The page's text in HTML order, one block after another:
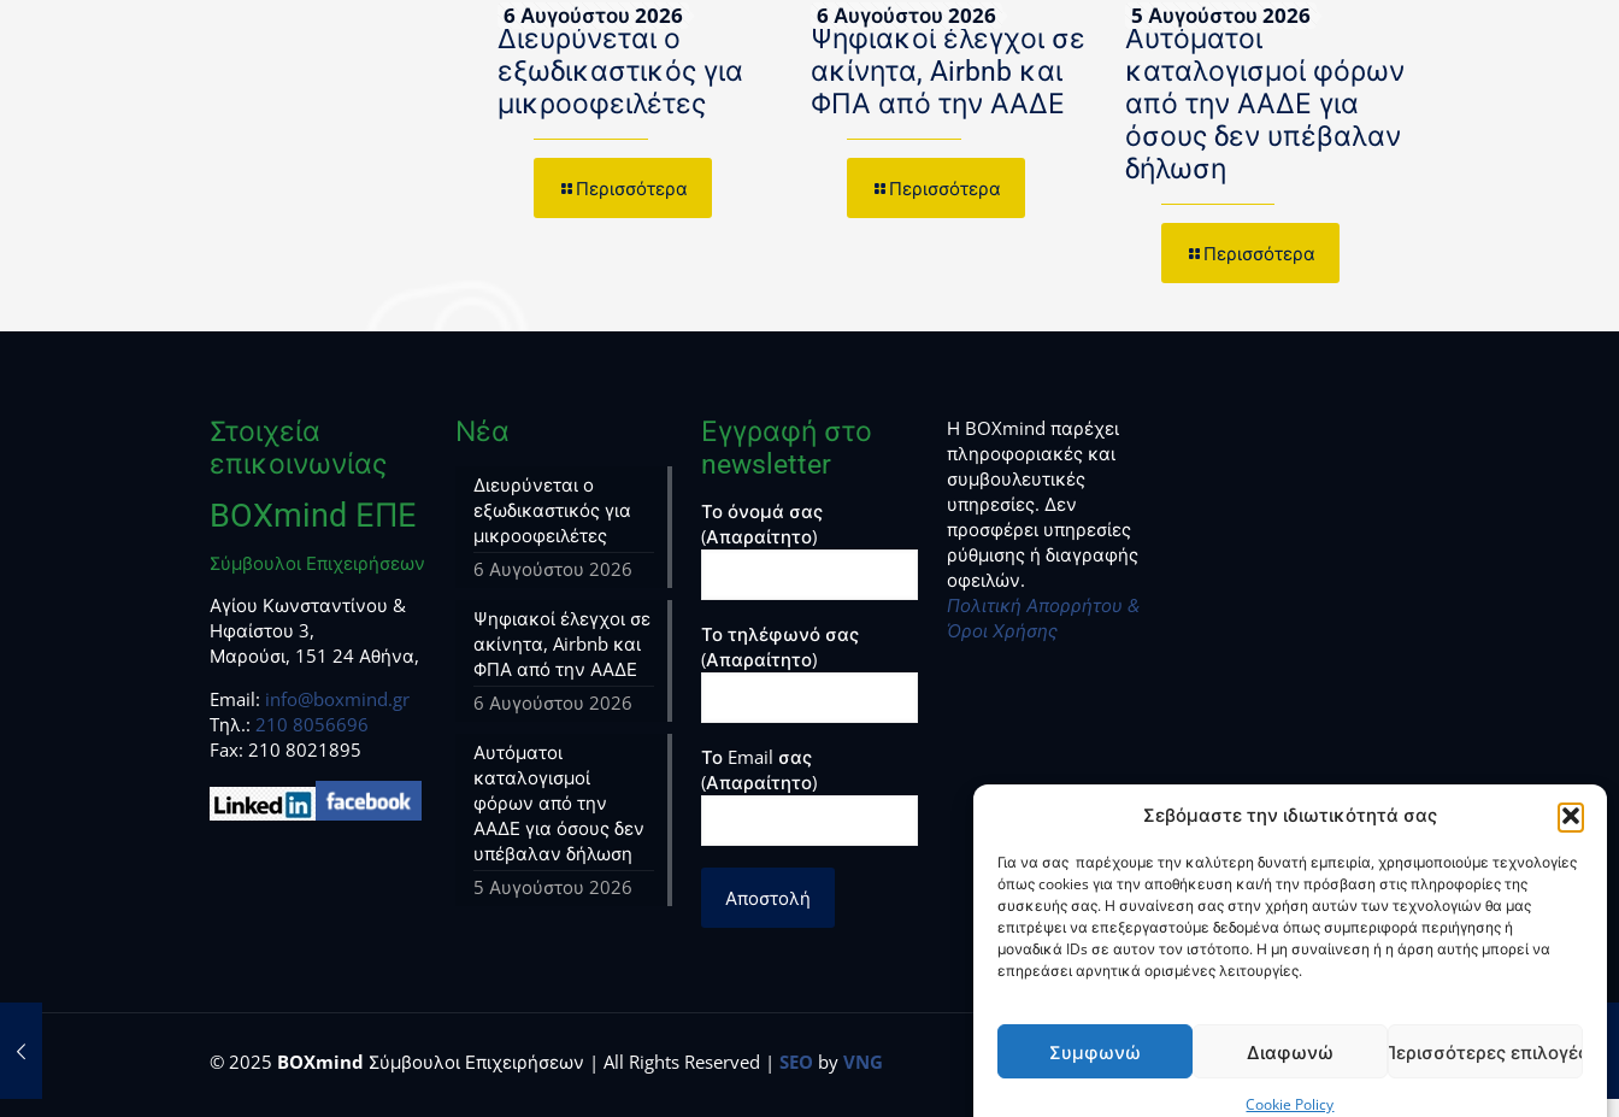
Σεβόμαστε την ιδιωτικότητά σας
Για να σας παρέχουμε την καλύτερη δυνατή εμπειρία, χρησιμοποιούμε τεχνολογίες
όπως cookies για την αποθήκευση και/ή την πρόσβαση στις πληροφορίες της
συσκευής σας. Η συναίνεση σας στην χρήση αυτών των τεχνολογιών θα μας
επιτρέψει να επεξεργαστούμε δεδομένα όπως συμπεριφορά περιήγησης ή
μοναδικά IDs σε αυτον τον ιστότοπο. Η μη συναίινεση ή η άρση αυτής μπορεί να
επηρεάσει αρνητικά ορισμένες λειτουργίες.
Συμφωνώ Διαφωνώ Περισσότερες επιλογές
Cookie Policy
6 Αυγούστου 2026
Διευρύνεται ο
εξωδικαστικός για
μικροοφειλέτες
Περισσότερα
6 Αυγούστου 2026
Ψηφιακοί έλεγχοι σε
ακίνητα, Airbnb και
ΦΠΑ από την ΑΑΔΕ
Περισσότερα
5 Αυγούστου 2026
Αυτόματοι
καταλογισμοί φόρων
από την ΑΑΔΕ για
όσους δεν υπέβαλαν
δήλωση
Περισσότερα
Στοιχεία
επικοινωνίας
BOXmind ΕΠΕ
Σύμβουλοι Επιχειρήσεων
Αγίου Κωνσταντίνου &
Ηφαίστου 3,
Μαρούσι, 151 24 Αθήνα,
Email: info@boxmind.gr
Tηλ.: 210 8056696
Fax: 210 8021895
Νέα
Διευρύνεται ο
εξωδικαστικός για
μικροοφειλέτες
6 Αυγούστου 2026
Ψηφιακοί έλεγχοι σε
ακίνητα, Airbnb και
ΦΠΑ από την ΑΑΔΕ
6 Αυγούστου 2026
Αυτόματοι
καταλογισμοί
φόρων από την
ΑΑΔΕ για όσους δεν
υπέβαλαν δήλωση
5 Αυγούστου 2026
Εγγραφή στο
newsletter
Το όνομά σας
(Απαραίτητο)
Το τηλέφωνό σας
(Απαραίτητο)
Το Email σας
(Απαραίτητο)
Η BOXmind παρέχει
πληροφοριακές και
συμβουλευτικές
υπηρεσίες. Δεν
προσφέρει υπηρεσίες
ρύθμισης ή διαγραφής
οφειλών.
Πολιτική Απορρήτου &
Όροι Χρήσης
© 2025 BOXmind Σύμβουλοι Επιχειρήσεων | All Rights Reserved | SEO by VNG